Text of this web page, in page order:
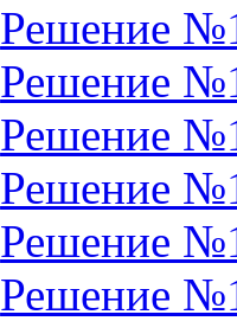
Решение
Решение
Решение
Решение
Решение
Решение